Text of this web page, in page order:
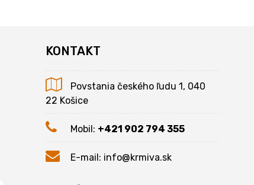
KONTAKT
Povstania českého ľudu 1, 040
22 Košice
Mobil: +421 902 794 355
E-mail: info@krmiva.sk